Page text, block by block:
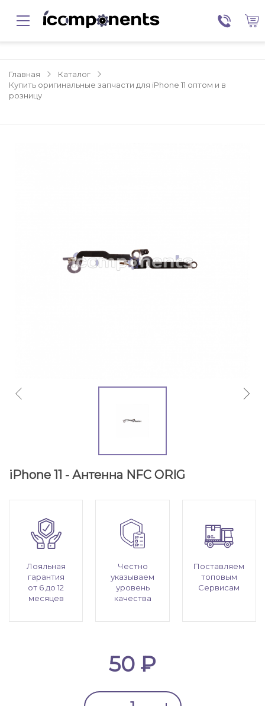
Главная
Каталог
Купить оригинальные запчасти для iPhone 11 оптом и в
розницу
iPhone 11 - Антенна NFC ORIG
Лояльная
гарантия
от 6 до 12
месяцев
Честно
указываем
уровень
качества
Поставляем
топовым
Сервисам
50 ₽